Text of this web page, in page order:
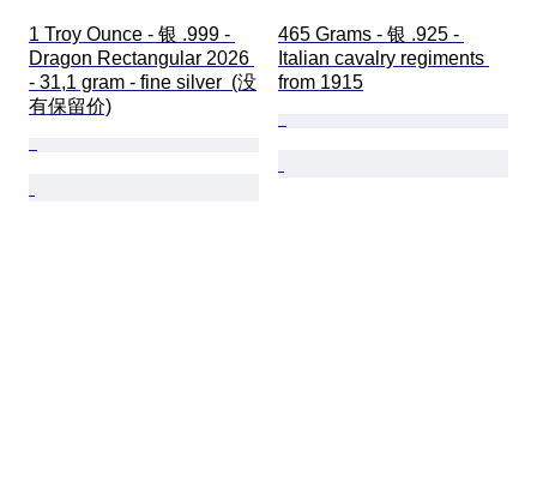
1 Troy Ounce - 银 .999 -
Dragon Rectangular 2026
- 31,1 gram - fine silver  (没
有保留价)
465 Grams - 银 .925 -
Italian cavalry regiments
from 1915